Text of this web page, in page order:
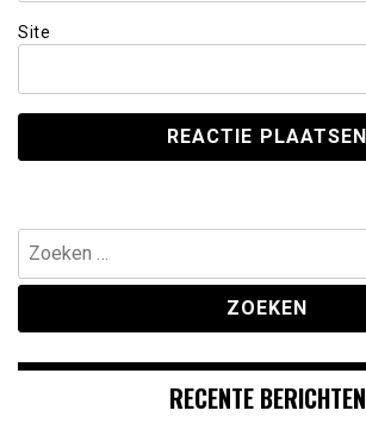
Site
Zoeken
naar:
RECENTE BERICHTEN